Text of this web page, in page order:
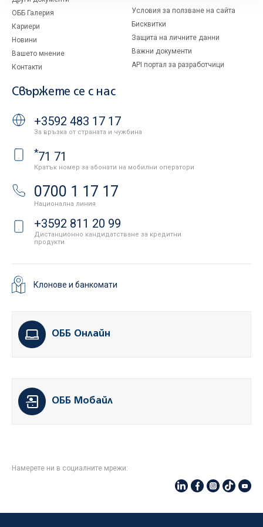
ОББ Галерия
Кариери
Новини
Вашето мнение
Контакти
Условия за ползване на сайта
Бисквитки
Защита на личните данни
Важни документи
API портал за разработчици
Свържете се с нас
+3592 483 17 17
За връзка от страната и чужбина
*71 71
Кратък номер за абонати на мобилни оператори
0700 1 17 17
Национална линия
+3592 811 20 99
Дистанционно кандидатстване за кредитни
продукти
Клонове и банкомати
ОББ Онлайн
ОББ Мобайл
Намерете ни в социалните мрежи: